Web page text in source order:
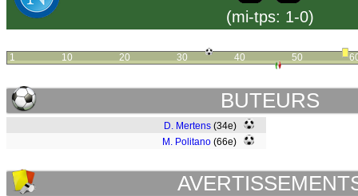
(mi-tps: 1-0)
1 10 20 30 40 50
BUTEURS
D. Mertens (34e)
M. Politano (66e)